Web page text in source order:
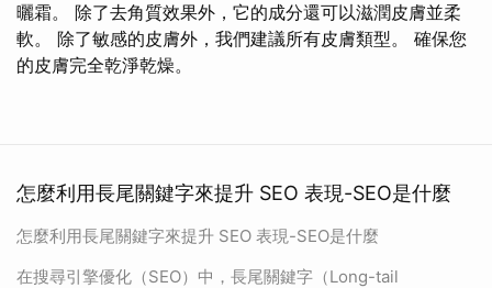
曬霜。 除了去角質效果外，它的成分還可以滋潤皮膚並柔
軟。 除了敏感的皮膚外，我們建議所有皮膚類型。 確保您
的皮膚完全乾淨乾燥。
怎麼利用長尾關鍵字來提升 SEO 表現-SEO是什麼
怎麼利用長尾關鍵字來提升 SEO 表現-SEO是什麼
在搜尋引擎優化（SEO）中，長尾關鍵字（Long-tail